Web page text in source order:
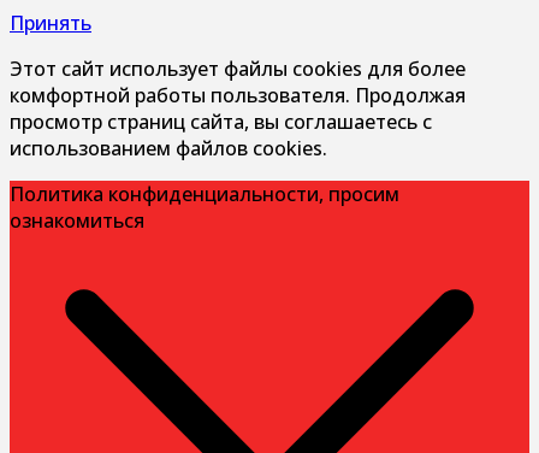
Принять
Этот сайт использует файлы cookies для более
комфортной работы пользователя. Продолжая
просмотр страниц сайта, вы соглашаетесь с
использованием файлов cookies.
Политика конфиденциальности, просим
ознакомиться